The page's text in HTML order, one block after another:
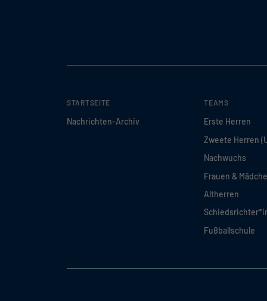
STARTSEITE
Nachrichten-Archiv
TEAMS
Erste Herren
Zweete Herren
Nachwuchs
Frauen &
Altherren
Fußballschule